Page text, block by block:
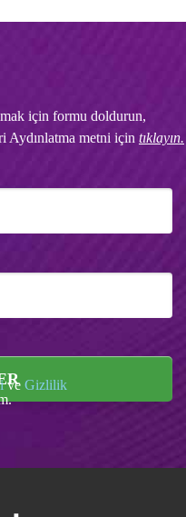
için formu doldurun,
Aydınlatma metni için tıklayın.
ve Gizlilik